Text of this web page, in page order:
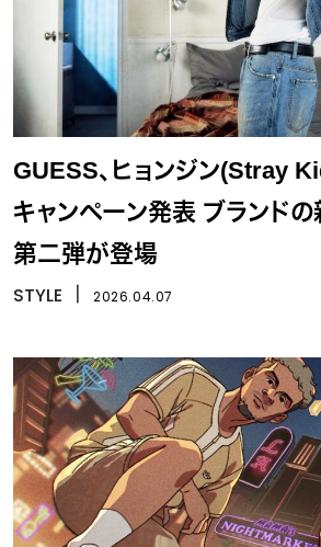
GUESS、ヒョンジン(Stray
キャンペーン発表 ブランド
第二弾が登場
STYLE 2026.04.07